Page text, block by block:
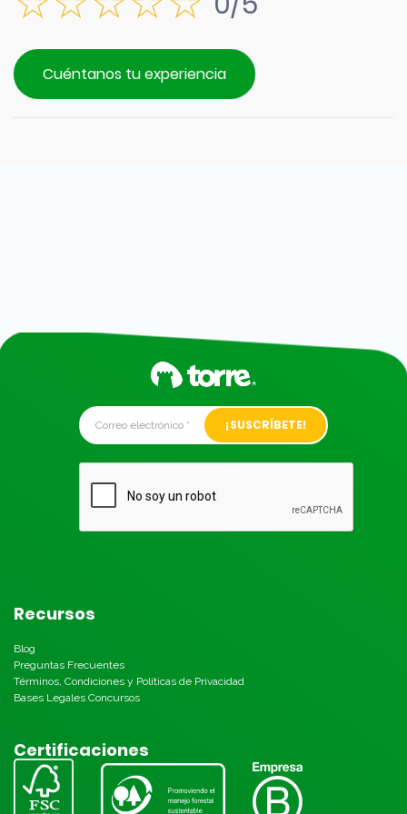
Cuéntanos tu experiencia
Alternative:
Recursos
Blog
Preguntas Frecuentes
Términos, Condiciones y Políticas de Privacidad
Bases Legales Concursos
Certificaciones